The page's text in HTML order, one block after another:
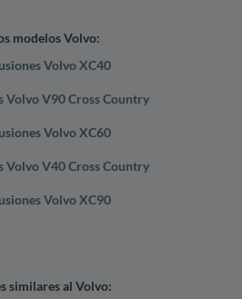
modelos Volvo:
Volvo XC40
Volvo V90 Cross Country
Volvo XC60
Volvo V40 Cross Country
Volvo XC90
similares al Volvo: